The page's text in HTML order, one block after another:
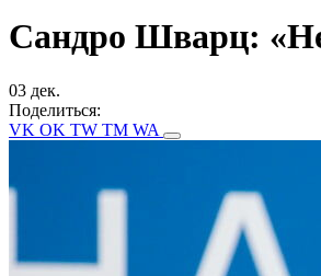
Сандро Шварц: «Не
03 дек.
Поделиться:
VK OK TW TM WA